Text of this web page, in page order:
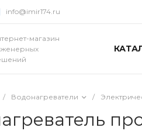
info@imir174.ru
магазин
/ Водонагреватели /